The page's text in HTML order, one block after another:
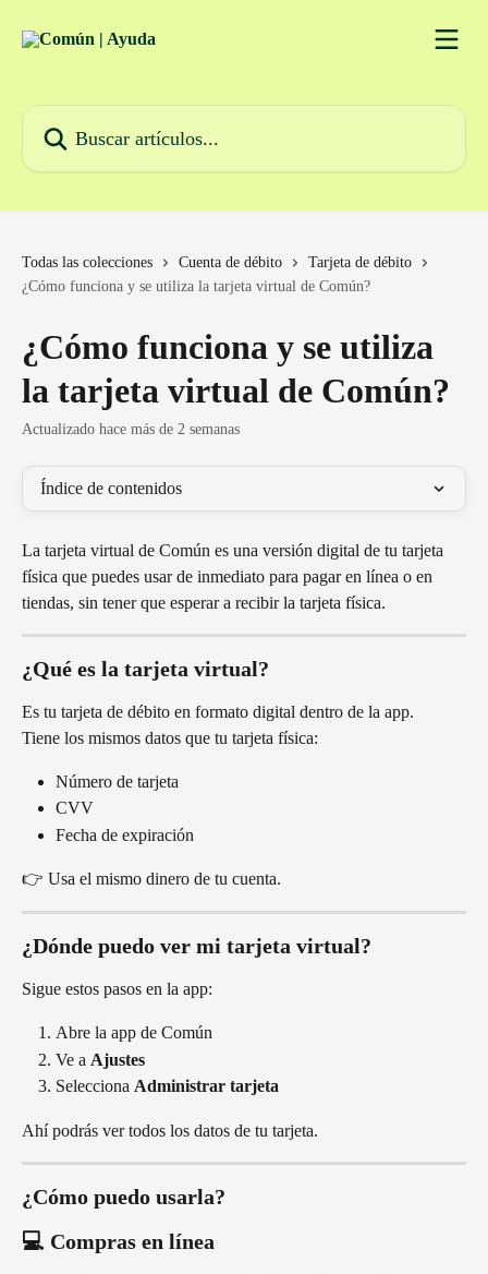
Todas las colecciones Cuenta de débito
Tarjeta de débito
¿Cómo funciona y se utiliza la tarjeta virtual de Común?
¿Cómo funciona y se utiliza
la tarjeta virtual de Común?
Actualizado hace más de 2 semanas
Índice de contenidos
La tarjeta virtual de Común es una versión digital de tu tarjeta
física que puedes usar de inmediato para pagar en línea o en
tiendas, sin tener que esperar a recibir la tarjeta física.
¿Qué es la tarjeta virtual?
Es tu tarjeta de débito en formato digital dentro de la app.
Tiene los mismos datos que tu tarjeta física:
Número de tarjeta
CVV
Fecha de expiración
👉 Usa el mismo dinero de tu cuenta.
¿Dónde puedo ver mi tarjeta virtual?
Sigue estos pasos en la app:
Abre la app de Común
Ve a Ajustes
Selecciona Administrar tarjeta
Ahí podrás ver todos los datos de tu tarjeta.
¿Cómo puedo usarla?
💻 Compras en línea